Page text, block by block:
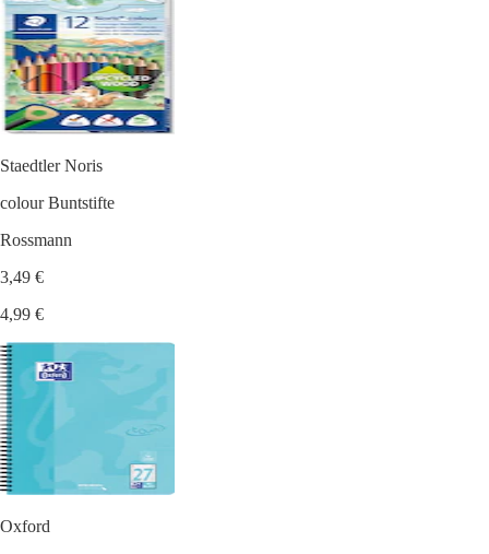
Staedtler Noris
colour Buntstifte
Rossmann
3,49 €
4,99 €
Oxford